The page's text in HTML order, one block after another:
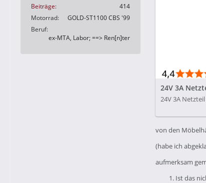
Beiträge
414
Motorrad
GOLD-ST1100 CBS '99
Beruf
ex-MTA, Labor; ==> Ren[n]ter
24V 3A
24V 3A
von den
(habe ich
aufmerksam
Ist das